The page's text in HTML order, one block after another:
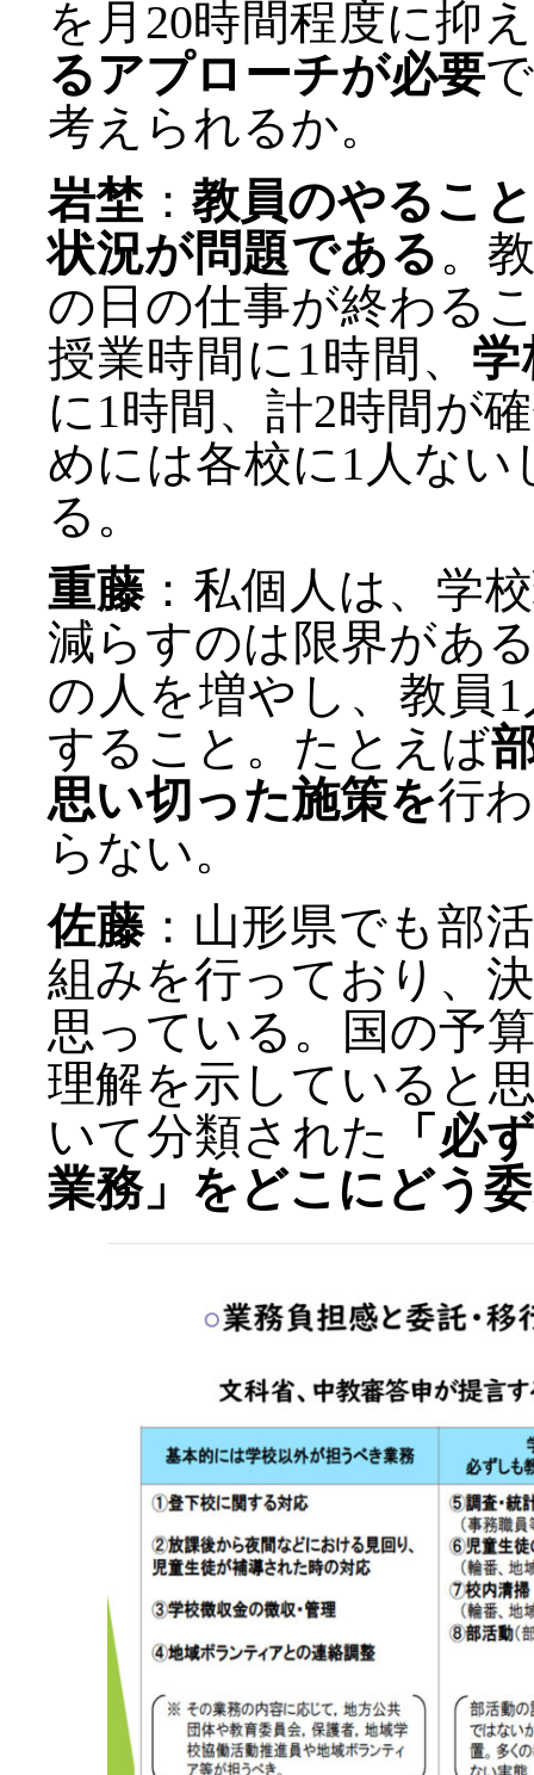
を月20時間程度に抑
るアプローチが必要
考えられるか。
岩埜 ：教員のやるこ
状況が問題である 。
の日の仕事が終わる
授業時間に1時間、 学
に1時間、計2時間が
めには各校に1人ない
る。
重藤：私個人は、学
減らすのは限界があ
の人を増やし、教員
すること。たとえば
思い切った施策を行
らない。
佐藤：山形県でも部
組みを行っており、
思っている。国の予
理解を示していると
いて分類された
「必
業務」をどこにどう